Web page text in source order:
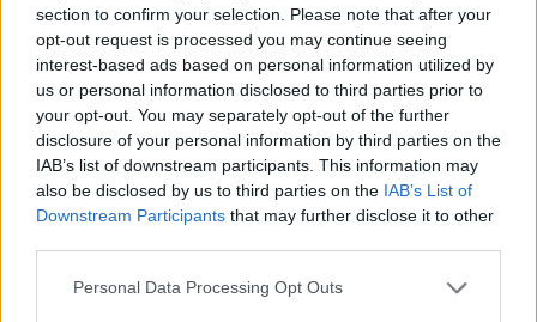
section to confirm your selection. Please note that after your
opt-out request is processed you may continue seeing
interest-based ads based on personal information utilized by
us or personal information disclosed to third parties prior to
your opt-out. You may separately opt-out of the further
disclosure of your personal information by third parties on the
IAB’s list of downstream participants. This information may
also be disclosed by us to third parties on the IAB’s List of
Downstream Participants that may further disclose it to other
Personal Data Processing Opt Outs
geef mening 0 reacties
Xalatan
10-04-2011 | Man | 78
latanoprost
Verlaging oogdruk
Effectiviteit
Hoeveelheid bijwerkingen